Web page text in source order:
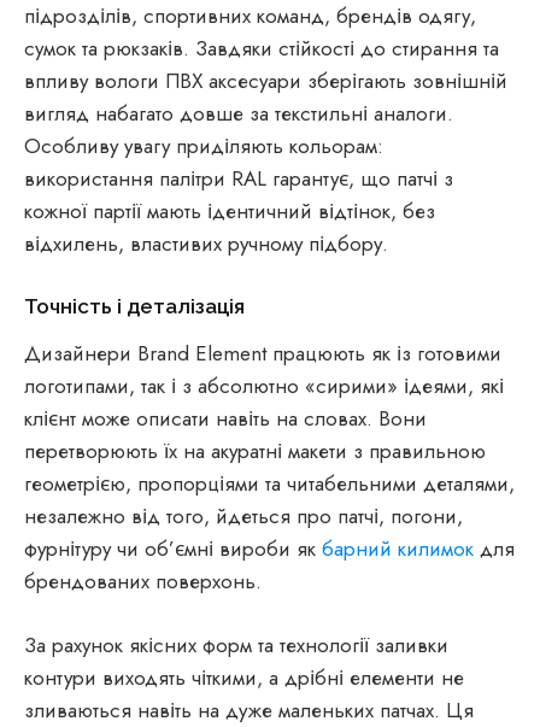
підрозділів, спортивних команд, брендів одягу,
сумок та рюкзаків. Завдяки стійкості до стирання та
впливу вологи ПВХ аксесуари зберігають зовнішній
вигляд набагато довше за текстильні аналоги.
Особливу увагу приділяють кольорам:
використання палітри RAL гарантує, що патчі з
кожної партії мають ідентичний відтінок, без
відхилень, властивих ручному підбору.
Точність і деталізація
Дизайнери Brand Element працюють як із готовими
логотипами, так і з абсолютно «сирими» ідеями, які
клієнт може описати навіть на словах. Вони
перетворюють їх на акуратні макети з правильною
геометрією, пропорціями та читабельними деталями,
незалежно від того, йдеться про патчі, погони,
фурнітуру чи об’ємні вироби як барний килимок для
брендованих поверхонь.
За рахунок якісних форм та технології заливки
контури виходять чіткими, а дрібні елементи не
зливаються навіть на дуже маленьких патчах. Ця